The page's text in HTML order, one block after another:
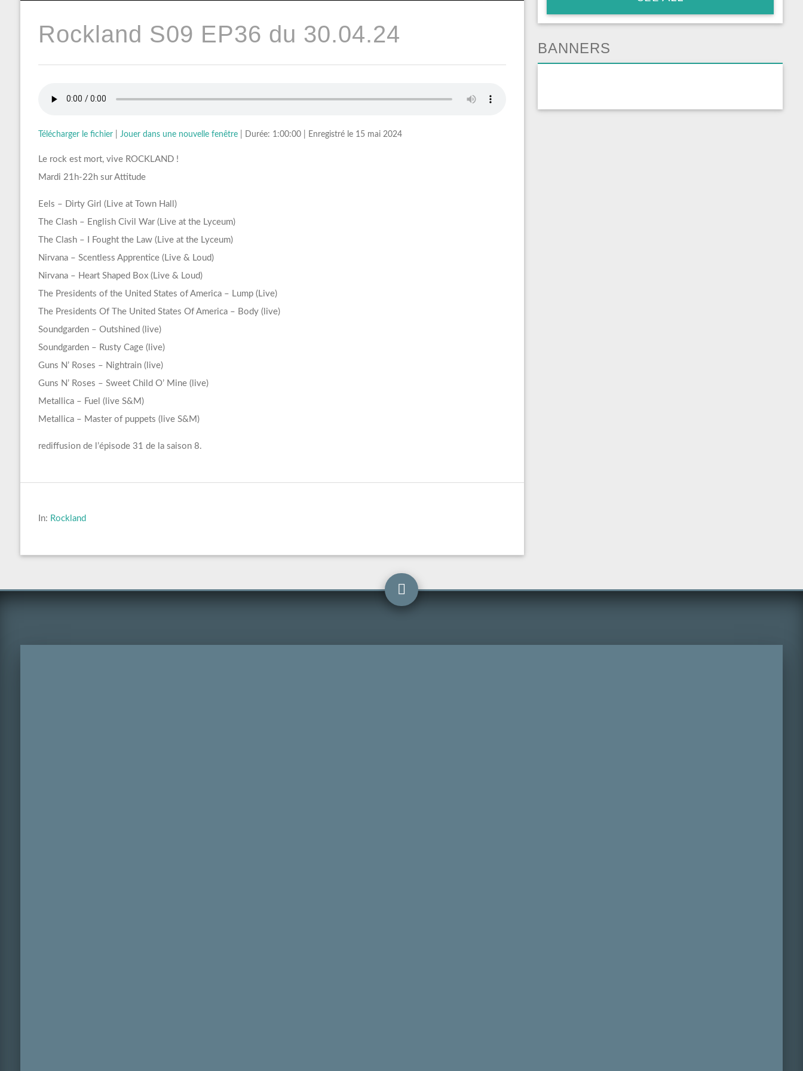
Rockland S09 EP36 du 30.04.24
Télécharger le fichier| Jouer dans une nouvelle fenêtre| Durée: 1:00:00| Enregistré le 15 mai 2024
Le rock est mort, vive ROCKLAND !
Mardi 21h-22h sur Attitude
Eels – Dirty Girl (Live at Town Hall)
The Clash – English Civil War (Live at the Lyceum)
The Clash – I Fought the Law (Live at the Lyceum)
Nirvana – Scentless Apprentice (Live & Loud)
Nirvana – Heart Shaped Box (Live & Loud)
The Presidents of the United States of America – Lump (Live)
The Presidents Of The United States Of America – Body (live)
Soundgarden – Outshined (live)
Soundgarden – Rusty Cage (live)
Guns N’ Roses – Nightrain (live)
Guns N’ Roses – Sweet Child O’ Mine (live)
Metallica – Fuel (live S&M)
Metallica – Master of puppets (live S&M)
rediffusion de l’épisode 31 de la saison 8.
In: Rockland
BANNERS